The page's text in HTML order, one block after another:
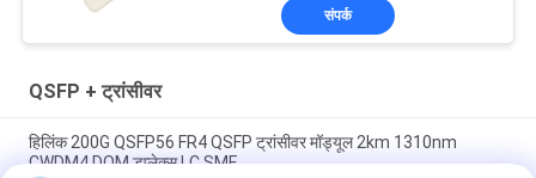
संपर्क
QSFP + ट्रांसीवर
हिलिंक 200G QSFP56 FR4 QSFP ट्रांसीवर मॉड्यूल 2km 1310nm
CWDM4 DOM डुप्लेक्स LC SMF